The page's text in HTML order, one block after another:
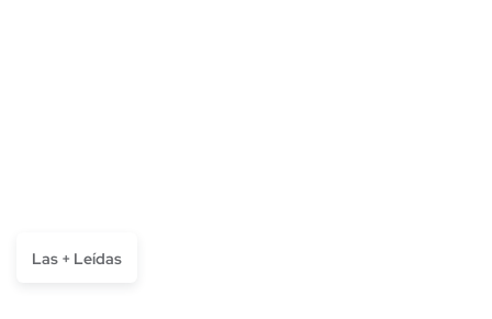
Las + Leídas